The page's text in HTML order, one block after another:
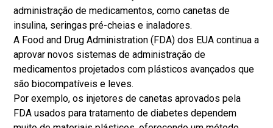
administração de medicamentos, como canetas de
insulina, seringas pré-cheias e inaladores.
A Food and Drug Administration (FDA) dos EUA continua a
aprovar novos sistemas de administração de
medicamentos projetados com plásticos avançados que
são biocompatíveis e leves.
Por exemplo, os injetores de canetas aprovados pela
FDA usados para tratamento de diabetes dependem